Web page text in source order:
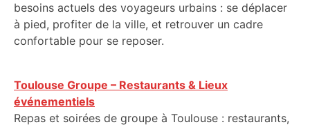
besoins actuels des voyageurs urbains : se déplacer
à pied, profiter de la ville, et retrouver un cadre
confortable pour se reposer.
Toulouse Groupe – Restaurants & Lieux
événementiels
Repas et soirées de groupe à Toulouse : restaurants,